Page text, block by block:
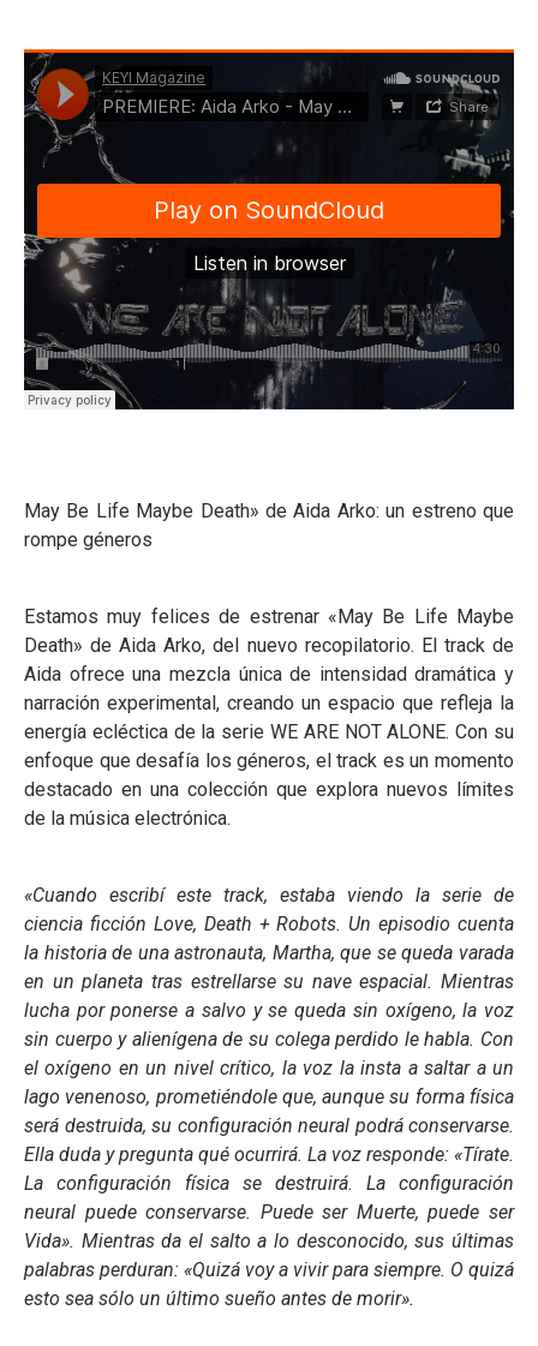
May Be Life Maybe Death» de Aida Arko: un estreno que
rompe géneros
Estamos muy felices de estrenar «May Be Life Maybe
Death» de Aida Arko, del nuevo recopilatorio. El track de
Aida ofrece una mezcla única de intensidad dramática y
narración experimental, creando un espacio que refleja la
energía ecléctica de la serie WE ARE NOT ALONE. Con su
enfoque que desafía los géneros, el track es un momento
destacado en una colección que explora nuevos límites
de la música electrónica.
«Cuando escribí este track, estaba viendo la serie de
ciencia ficción Love, Death + Robots. Un episodio cuenta
la historia de una astronauta, Martha, que se queda varada
en un planeta tras estrellarse su nave espacial. Mientras
lucha por ponerse a salvo y se queda sin oxígeno, la voz
sin cuerpo y alienígena de su colega perdido le habla. Con
el oxígeno en un nivel crítico, la voz la insta a saltar a un
lago venenoso, prometiéndole que, aunque su forma física
será destruida, su configuración neural podrá conservarse.
Ella duda y pregunta qué ocurrirá. La voz responde: «Tírate.
La configuración física se destruirá. La configuración
neural puede conservarse. Puede ser Muerte, puede ser
Vida». Mientras da el salto a lo desconocido, sus últimas
palabras perduran: «Quizá voy a vivir para siempre. O quizá
esto sea sólo un último sueño antes de morir».